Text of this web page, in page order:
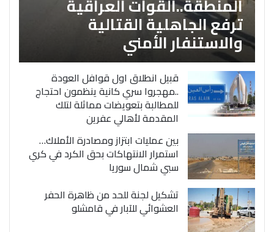
ترفع الجاهلية القتالية
والاستنفار الأمني
قبيل انطلاق اول قوافل العودة
..مهجروا سري كانية ينظمون احتجاج
للمطالبة بتعويضات مماثلة لتلك
المقدمة لأهالي عفرين
بين عمليات ابتزاز ومصادرة الأملاك…
استمرار الانتهاكات بحق الكرد في كري
سبي شمال سوريا
تشكيل لجنة للحد من ظاهرة الحفر
العشوائي للآبار في قامشلو